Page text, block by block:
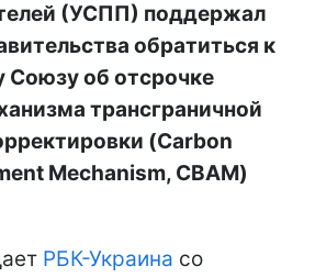
(УСПП) поддержал
обратиться к
Союзу об отсрочке
трансграничной
(Carbon
Mechanism, CBAM)
РБК-Украина со